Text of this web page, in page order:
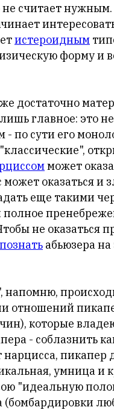
не считает
истероидным
форму и
достаточно
главное: это
по сути его
может
оказаться и
еще такими
не оказаться
абьюзера на
напомню,
отношений
которые
- соблазнить
пикапер
умница и
"идеальную